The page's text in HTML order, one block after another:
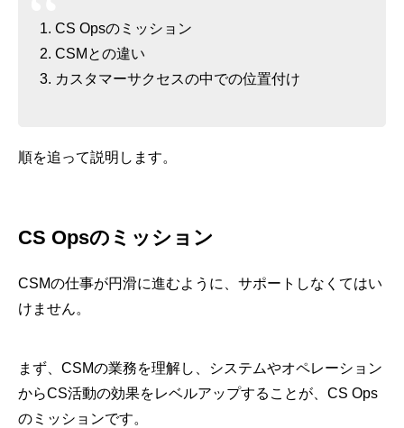
CS Opsのミッション
CSMとの違い
カスタマーサクセスの中での位置付け
順を追って説明します。
CS Opsのミッション
CSMの仕事が円滑に進むように、サポートしなくてはい
けません。
まず、CSMの業務を理解し、システムやオペレーション
からCS活動の効果をレベルアップすることが、CS Ops
のミッションです。